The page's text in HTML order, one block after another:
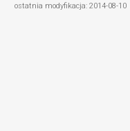
ostatnia modyfikacja: 2014-08-10